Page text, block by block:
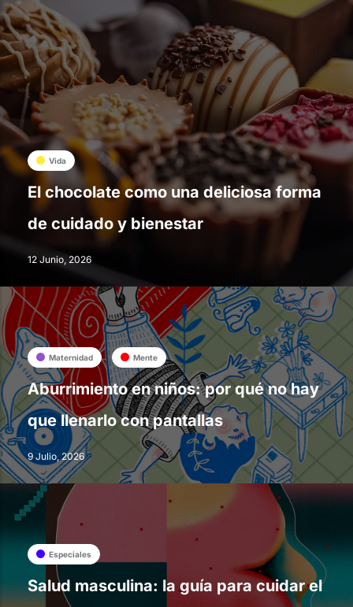
Vida
El chocolate como una deliciosa forma
de cuidado y bienestar
12 Junio, 2026
Maternidad Mente
Aburrimiento en niños: por qué no hay
que llenarlo con pantallas
9 Julio, 2026
Especiales
Salud masculina: la guía para cuidar el